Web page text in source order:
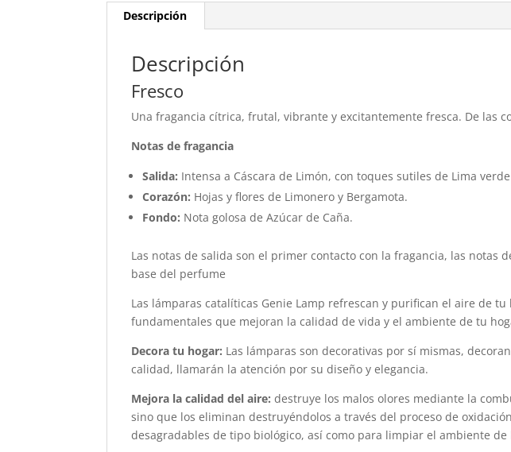
Descripción
Descripción
Fresco
Una fragancia cítrica, frutal, vibrante y excitantemente fresca. De las
Notas de fragancia
Salida: Intensa a Cáscara de Limón, con toques sutiles de Lima
Corazón: Hojas y flores de Limonero y Bergamota.
Fondo: Nota golosa de Azúcar de Caña.
Las notas de salida son el primer contacto con la fragancia, las notas
base del perfume
Las lámparas catalíticas Genie Lamp refrescan y purifican el aire de
fundamentales que mejoran la calidad de vida y el ambiente de tu
Decora tu hogar: Las lámparas son decorativas por sí mismas,
calidad, llamarán la atención por su diseño y elegancia.
Mejora la calidad del aire: destruye los malos olores mediante la
sino que los eliminan destruyéndolos a través del proceso de
desagradables de tipo biológico, así como para limpiar el ambiente